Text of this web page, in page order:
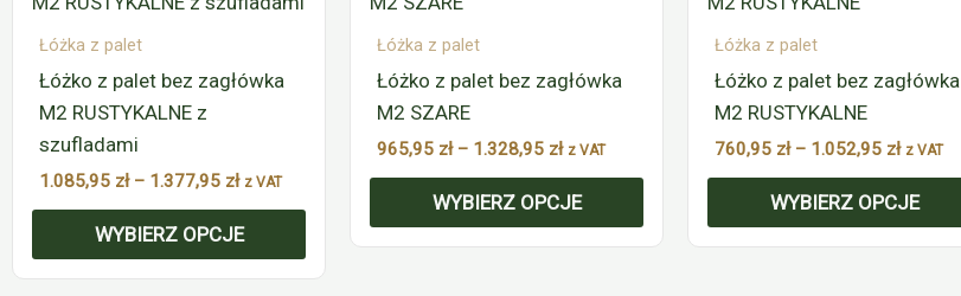
Łóżka z palet
Łóżko z palet bez zagłówka
M2 RUSTYKALNE z
szufladami
1.085,95 zł – 1.377,95 zł
1.085,95 zł
z VAT
WYBIERZ OPCJE
ma
wiele
wariantów.
Opcje
można
wybrać
na
Łóżka z palet
Łóżko z palet bez zagłówka
M2 SZARE
965,95 zł – 1.328,95 zł z VAT
WYBIERZ OPCJE
ma
wiele
wariantów.
Opcje
można
wybrać
Łóżka z palet
Łóżko z palet bez zagłówka
M2 RUSTYKALNE
760,95 zł – 1.052,95 zł z VAT
WYBIERZ OPCJE
ma
wiele
wariantów.
Opcje
można
wybrać